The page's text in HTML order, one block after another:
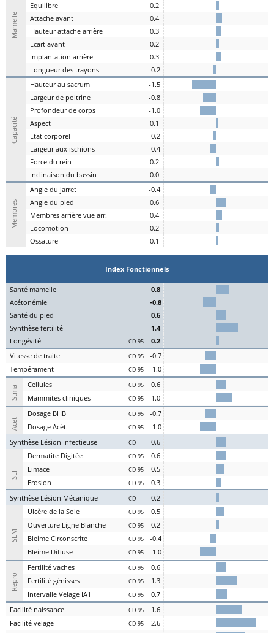
Mamelle
Equilibre
0.2
Attache avant
0.4
Hauteurattache arrière
0.3
Ecart avant
0.2
Implantation arrière
0.3
Longueur des trayons -0.2
Capacité
Hauteur au sacrum
-1.5
Largeur de poitrine
-0.8
Profondeur de corps
-1.0
Aspect
0.1
Etat corporel
-0.2
Largeur aux ischions
-0.4
Force du rein
0.2
Inclinaison du bassin 0.0
Membres
Angle du jarret
-0.4
Angle du pied
0.6
Membres arrière vue arr.
0.4
Locomotion
0.2
Ossature 0.1
Index Fonctionnels
Santé mamelle
0.8
Acétonémie
-0.8
Santé du pied
0.6
Synthèse fertilité
1.4
Longévité CD 95
0.2
Vitesse de traite CD 95
-0.7
Tempérament CD 95 -1.0
Stma Cellules CD 95
0.6
Mammites cliniques CD 95 1.0
Acet
Dosage BHB CD 95
-0.7
Dosage Acét. CD 95
-1.0
Synthèse Lésion Infectieuse CD 0.6
SLI
Dermatite Digitée CD 95
0.6
Limace CD 95
0.5
Erosion CD 95
0.3
Synthèse Lésion Mécanique CD 0.2
SLM
Ulcère de la Sole CD 95
0.5
Ouverture Ligne Blanche CD 95
0.2
Bleime Circonscrite CD 95
-0.4
Bleime Diffuse CD 95 -1.0
Repro
Fertilité vaches CD 95
0.6
Fertilité génisses CD 95
1.3
Intervalle Velage IA1 CD 95
0.7
Facilité naissance CD 95
1.6
Facilité velage CD 95
2.6